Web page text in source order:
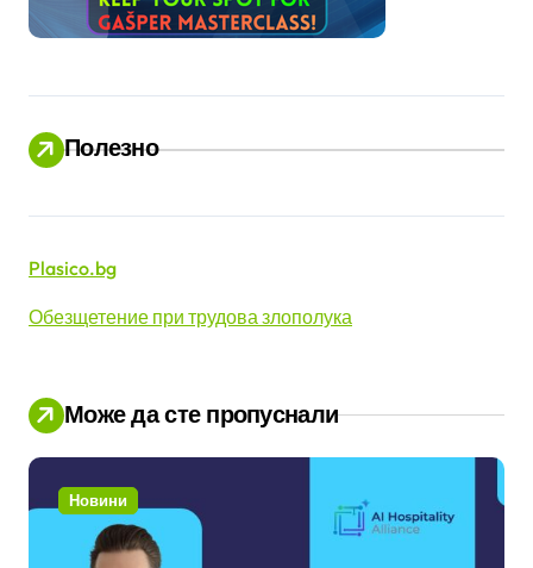
Полезно
Plasico.bg
Обезщетение при трудова злополука
Може да сте пропуснали
Новини